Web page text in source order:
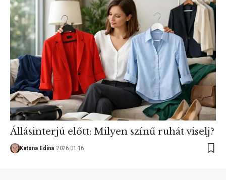
Állásinterjú előtt: Milyen színű ruhát viselj?
Katona Edina 2026.01.16.